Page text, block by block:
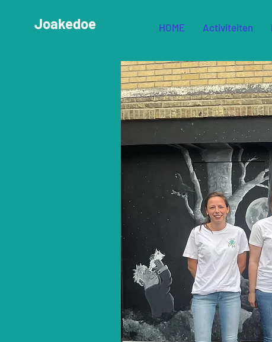
Joakedoe HOME Activiteiten